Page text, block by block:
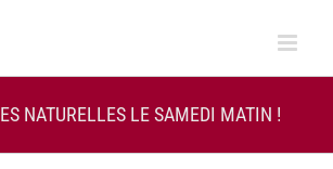
NATURELLES LE SAMEDI MATIN !